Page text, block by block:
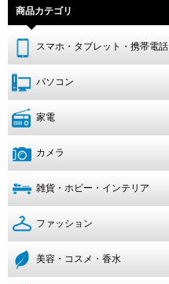
商品カテゴリ
スマホ・タブレット・携帯電話
パソコン
家電
カメラ
雑貨・ホビー・インテリア
ファッション
美容・コスメ・香水